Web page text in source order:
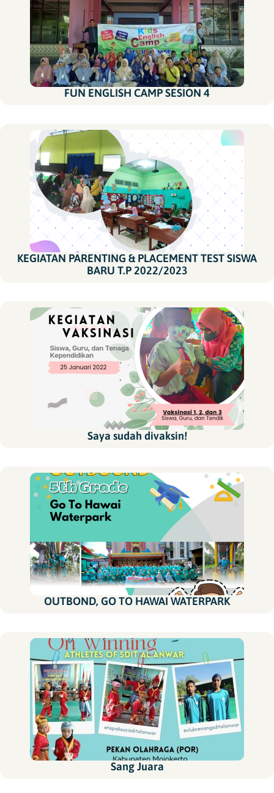
FUN ENGLISH CAMP SESION 4
KEGIATAN PARENTING & PLACEMENT TEST SISWA
BARU T.P 2022/2023
Saya sudah divaksin!
OUTBOND, GO TO HAWAI WATERPARK
Sang Juara